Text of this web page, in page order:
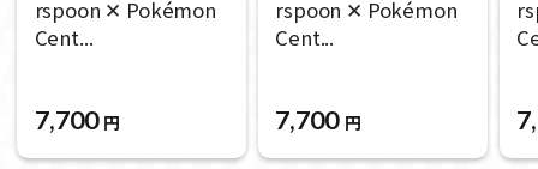
rspoon ✕ Pokémon
Cent...
7,700 円
rspoon ✕ Pokémon
Cent...
7,700 円